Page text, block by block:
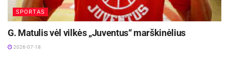
SPORTAS
G. Matulis vėl vilkės „Juventus“ marškinėlius
2026-07-18